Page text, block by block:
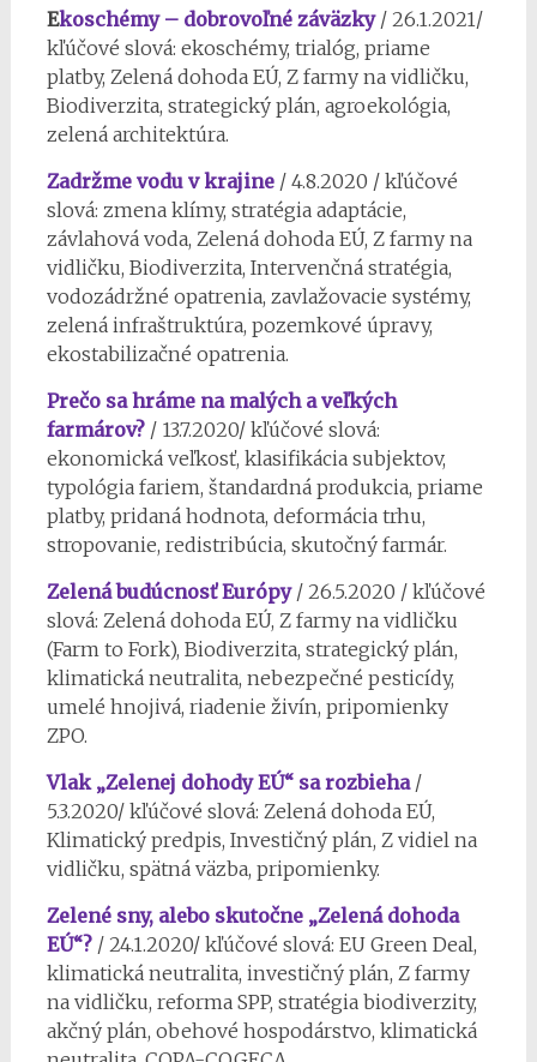
Ekoschémy – dobrovoľné záväzky/ 26.1.2021/
kľúčové slová: ekoschémy, trialóg, priame
platby, Zelená dohoda EÚ, Z farmy na vidličku,
Biodiverzita, strategický plán, agroekológia,
zelená architektúra.
Zadržme vodu v krajine/ 4.8.2020 / kľúčové
slová: zmena klímy, stratégia adaptácie,
závlahová voda, Zelená dohoda EÚ, Z farmy na
vidličku, Biodiverzita, Intervenčná stratégia,
vodozádržné opatrenia, zavlažovacie systémy,
zelená infraštruktúra, pozemkové úpravy,
ekostabilizačné opatrenia.
Prečo sa hráme na malých a veľkých
farmárov?/ 13.7.2020/ kľúčové slová:
ekonomická veľkosť, klasifikácia subjektov,
typológia fariem, štandardná produkcia, priame
platby, pridaná hodnota, deformácia trhu,
stropovanie, redistribúcia, skutočný farmár.
Zelená budúcnosť Európy / 26.5.2020 / kľúčové
slová: Zelená dohoda EÚ, Z farmy na vidličku
(Farm to Fork), Biodiverzita, strategický plán,
klimatická neutralita, nebezpečné pesticídy,
umelé hnojivá, riadenie živín, pripomienky
ZPO.
Vlak „Zelenej dohody EÚ“ sa rozbieha /
5.3.2020/ kľúčové slová: Zelená dohoda EÚ,
Klimatický predpis, Investičný plán, Z vidiel na
vidličku, spätná väzba, pripomienky.
Zelené sny, alebo skutočne „Zelená dohoda
EÚ“?/ 24.1.2020/ kľúčové slová: EU Green Deal,
klimatická neutralita, investičný plán, Z farmy
na vidličku, reforma SPP, stratégia biodiverzity,
akčný plán, obehové hospodárstvo, klimatická